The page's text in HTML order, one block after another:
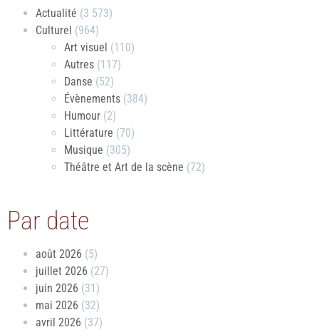
Actualité (3 573)
Culturel (964)
Art visuel (110)
Autres (117)
Danse (52)
Évènements (384)
Humour (2)
Littérature (70)
Musique (305)
Théâtre et Art de la scène (72)
Par date
août 2026 (5)
juillet 2026 (27)
juin 2026 (31)
mai 2026 (32)
avril 2026 (37)